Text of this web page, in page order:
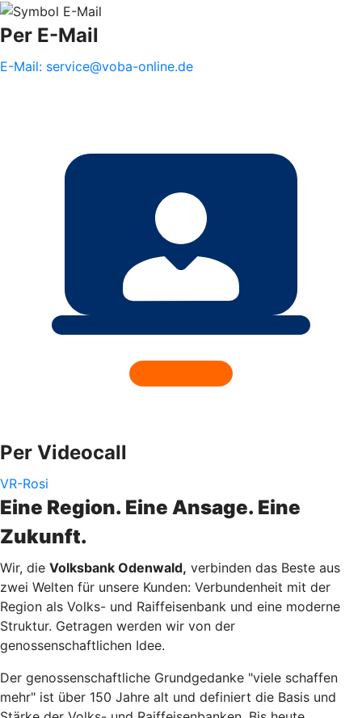
Per E-Mail
E-Mail: service@voba-online.de
Per Videocall
VR-Rosi
Eine Region. Eine Ansage. Eine
Zukunft.
Wir, die Volksbank Odenwald, verbinden das Beste aus
zwei Welten für unsere Kunden: Verbundenheit mit der
Region als Volks- und Raiffeisenbank und eine moderne
Struktur. Getragen werden wir von der
genossenschaftlichen Idee.
Der genossenschaftliche Grundgedanke "viele schaffen
mehr" ist über 150 Jahre alt und definiert die Basis und